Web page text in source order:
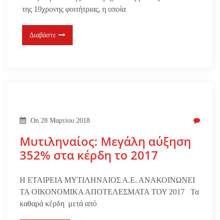
της 19χρονης φοιτήτριας, η οποία
Διαβάστε
On 28 Μαρτίου 2018
Μυτιληναίος: Μεγάλη αύξηση
352% στα κέρδη το 2017
Η ΕΤΑΙΡΕΙΑ ΜΥΤΙΛΗΝΑΙΟΣ Α.Ε. ΑΝΑΚΟΙΝΩΝΕΙ
ΤΑ ΟΙΚΟΝΟΜΙΚΑ ΑΠΟΤΕΛΕΣΜΑΤΑ ΤΟΥ 2017 Τα
καθαρά κέρδη μετά από